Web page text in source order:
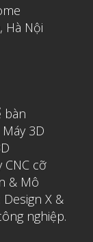
Hà Nội
bàn
Máy 3D
CNC cỡ
& Mô
X &
nghiệp.